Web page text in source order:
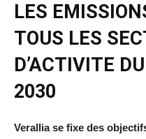
LES
TOUS LES
D’ACTIVITE
2030
Verallia se fixe des